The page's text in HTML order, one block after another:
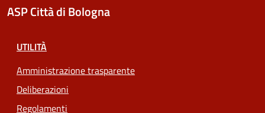
ASP Città di Bologna
UTILITÀ
Amministrazione trasparente
Deliberazioni
Regolamenti